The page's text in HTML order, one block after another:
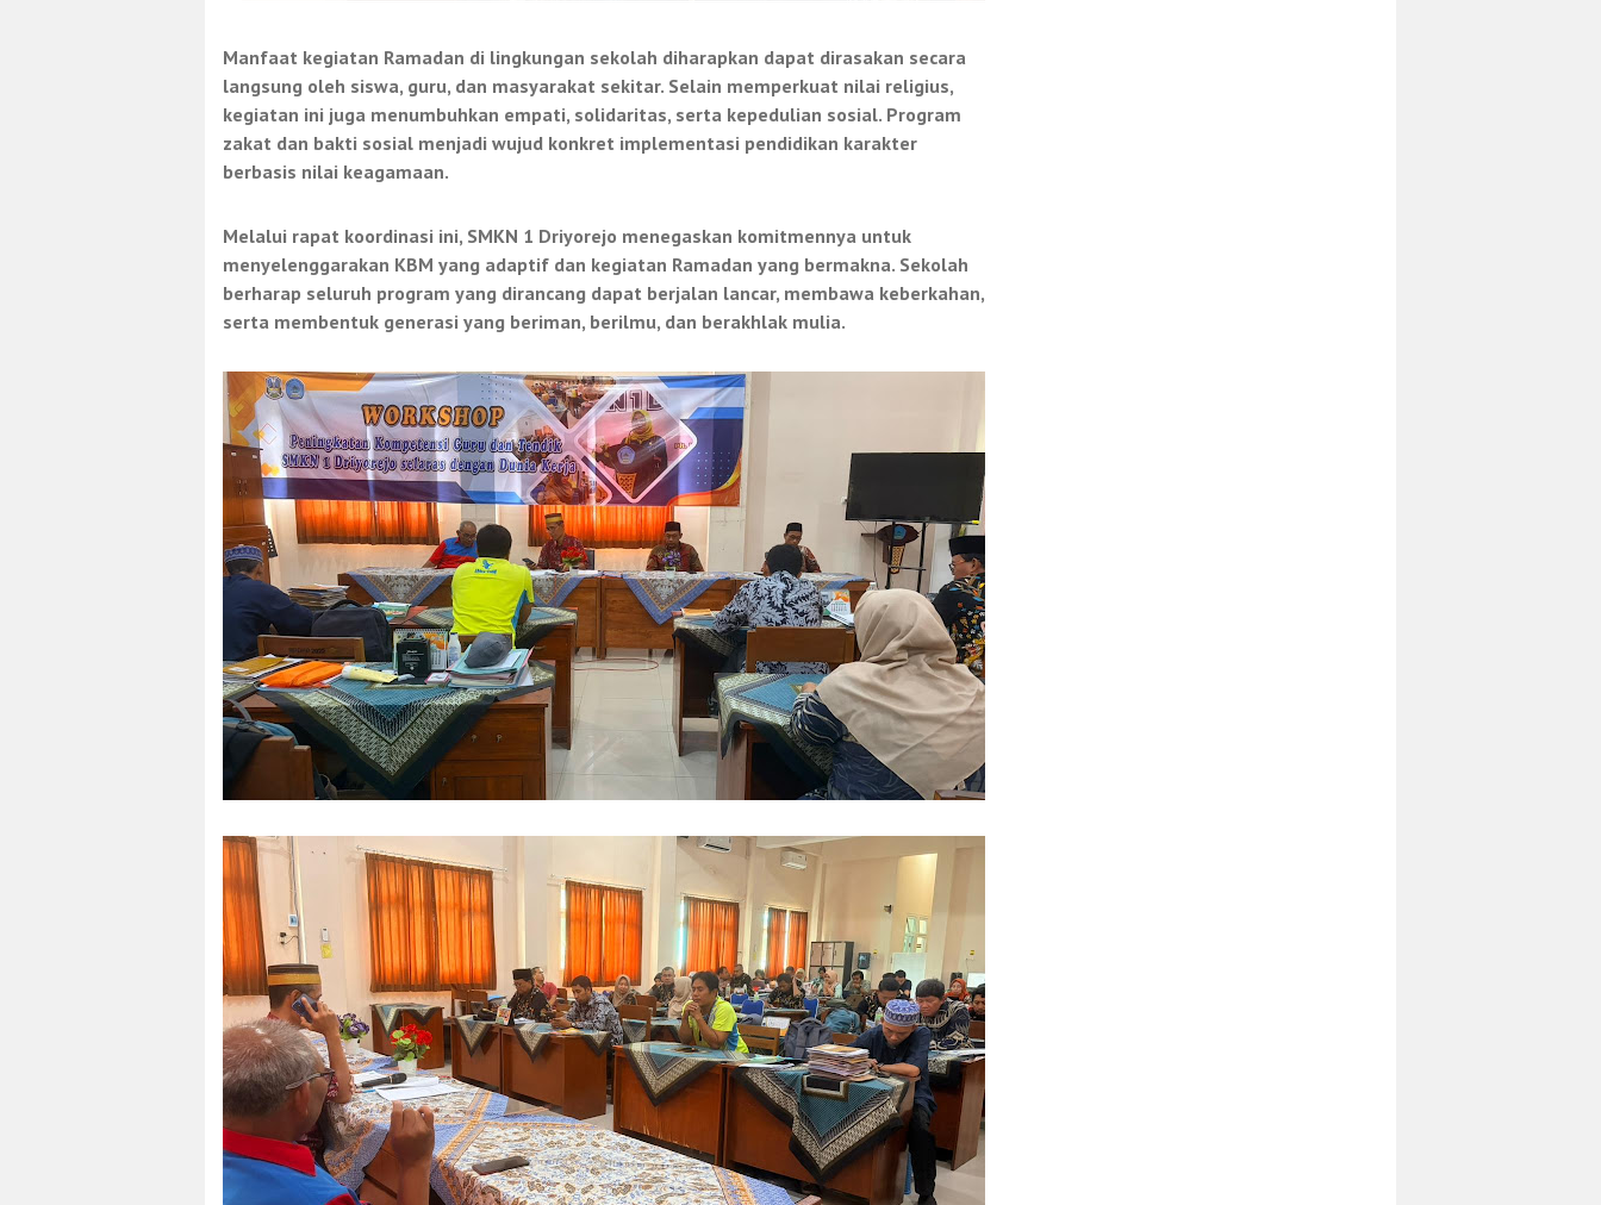
Manfaat kegiatan Ramadan di lingkungan sekolah diharapkan dapat dirasakan secara
langsung oleh siswa, guru, dan masyarakat sekitar. Selain memperkuat nilai religius,
kegiatan ini juga menumbuhkan empati, solidaritas, serta kepedulian sosial. Program
zakat dan bakti sosial menjadi wujud konkret implementasi pendidikan karakter
berbasis nilai keagamaan.
Melalui rapat koordinasi ini, SMKN 1 Driyorejo menegaskan komitmennya untuk
menyelenggarakan KBM yang adaptif dan kegiatan Ramadan yang bermakna. Sekolah
berharap seluruh program yang dirancang dapat berjalan lancar, membawa keberkahan,
serta membentuk generasi yang beriman, berilmu, dan berakhlak mulia.